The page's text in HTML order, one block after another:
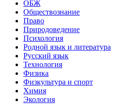
ОБЖ
Обществознание
Право
Природоведение
Психология
Родной язык и литература
Русский язык
Технология
Физика
Физкультура и спорт
Химия
Экология